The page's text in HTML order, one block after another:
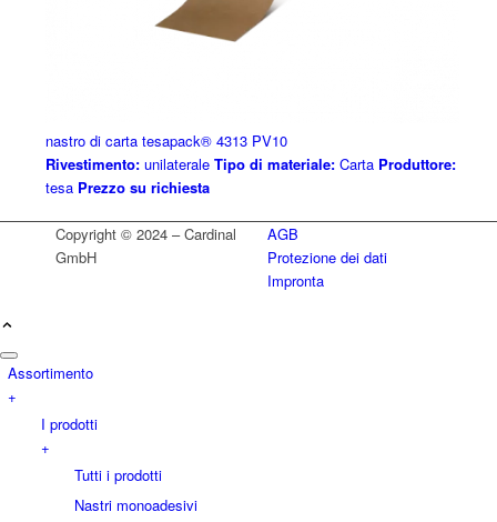
nastro di carta tesapack® 4313 PV10
Rivestimento:unilaterale Tipo di materiale:Carta Produttore:
tesa Prezzo su richiesta
Copyright © 2024 – Cardinal
GmbH
AGB
Protezione dei dati
Impronta
Assortimento
+
I prodotti
+
Tutti i prodotti
Nastri monoadesivi